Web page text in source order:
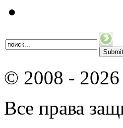
© 2008 - 2026
Все права